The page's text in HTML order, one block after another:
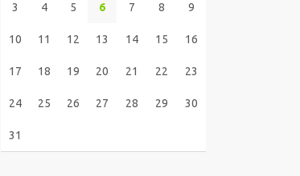
3 4 5 6 7 8 9
10 11 12 13 14 15 16
17 18 19 20 21 22 23
24 25 26 27 28 29 30
31